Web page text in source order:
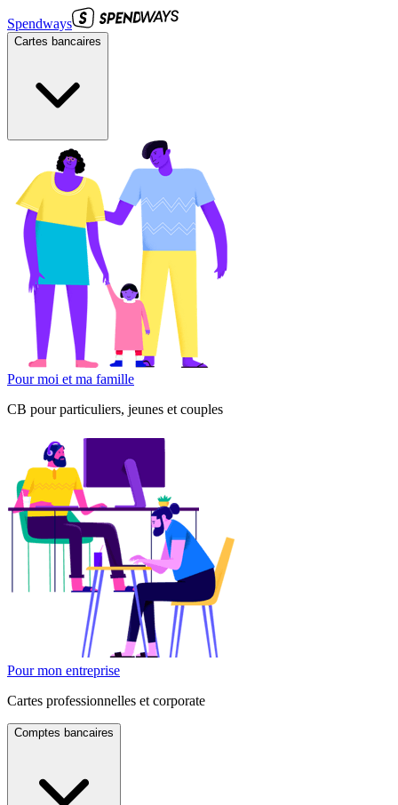
Spendways
Cartes bancaires
Pour moi et ma famille
CB pour particuliers, jeunes et couples
Pour mon entreprise
Cartes professionnelles et corporate
Comptes bancaires